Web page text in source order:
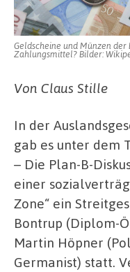
Geldscheine und Münzen
Zahlungsmittel? Bilder:
Von Claus Stille
In der
gab es unter dem
– Die Plan-B-
einer
Zone“ ein
Bontrup (Diplom-
Martin Höpner
Germanist) statt.